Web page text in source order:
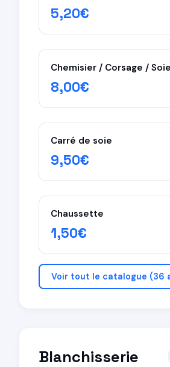
5,20€
Chemisier / Corsage / Soie
8,00€
Carré de soie
9,50€
Chaussette
1,50€
Voir tout le catalogue (36
Blanchisserie